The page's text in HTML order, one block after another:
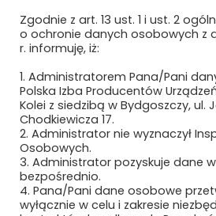
Polityka prywatności i
Regulamin strony
Newsletter
Zgodnie z art. 13 ust. 1 i ust. 2
o ochronie danych osobowych z
r. informuję, iż:
1. Administratorem Pana/Pani
Polska Izba Producentów
Kolei z siedzibą w Bydgoszczy, ul.
Chodkiewicza 17.
2. Administrator nie wyznaczył
Osobowych.
3. Administrator pozyskuje dane
bezpośrednio.
4. Pana/Pani dane osobowe
wyłącznie w celu i zakresie